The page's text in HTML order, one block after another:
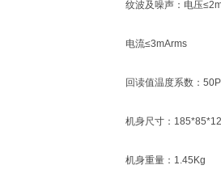
纹波及噪声：电压
电流≤3mArms
回读值温度系数：
机身尺寸：
机身重量：1.45Kg